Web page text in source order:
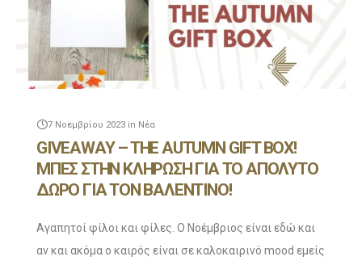
7 Νοεμβρίου 2023 in Νέα
GIVEAWAY – THE AUTUMN GIFT BOX!
ΜΠΕΣ ΣΤΗΝ ΚΛΗΡΩΣΗ ΓΙΑ ΤΟ ΑΠΟΛΥΤΟ
ΔΩΡΟ ΓΙΑ ΤΟΝ ΒΑΛΕΝΤΙΝΟ!
Αγαπητοί φίλοι και φίλες. Ο Νοέμβριος είναι εδώ και
αν και ακόμα ο καιρός είναι σε καλοκαιρινό mood εμείς